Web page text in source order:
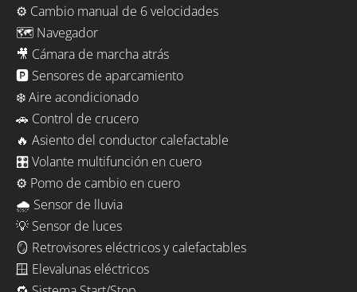
⚙️ Cambio manual de 6 velocidades
🗺️ Navegador
🎥 Cámara de marcha atrás
🅿️ Sensores de aparcamiento
❄️ Aire acondicionado
🚗 Control de crucero
🔥 Asiento del conductor calefactable
🎛️ Volante multifunción en cuero
⚙️ Pomo de cambio en cuero
🌧️ Sensor de lluvia
💡 Sensor de luces
🪞 Retrovisores eléctricos y calefactables
🪟 Elevalunas eléctricos